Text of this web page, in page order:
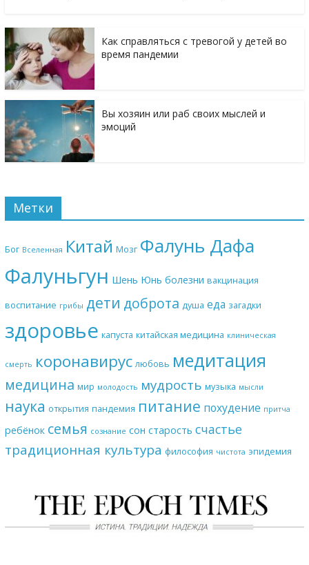
Как справляться с тревогой у детей во
время пандемии
Вы хозяин или раб своих мыслей и
эмоций
Метки
Бог Вселенная Китай Мозг Фалунь Дафа
Фалуньгун Шень Юнь болезни вакцинация
воспитание грибы дети доброта душа еда загадки
здоровье капуста китайская медицина клиническая
смерть коронавирус любовь медитация
медицина мир молодость мудрость музыка мысли
наука открытия пандемия питание похудение притча
ребёнок семья сознание сон старость счастье
традиционная культура философия чистота эпидемия